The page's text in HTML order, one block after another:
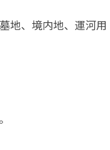
地、境内地、運河用